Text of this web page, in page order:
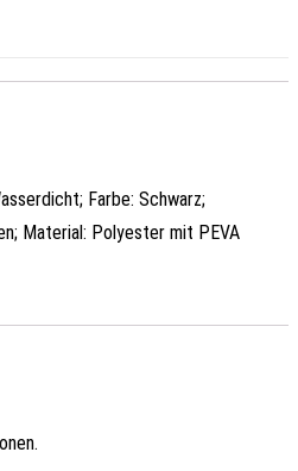
Farbe: Schwarz;
Material: Polyester mit PEVA